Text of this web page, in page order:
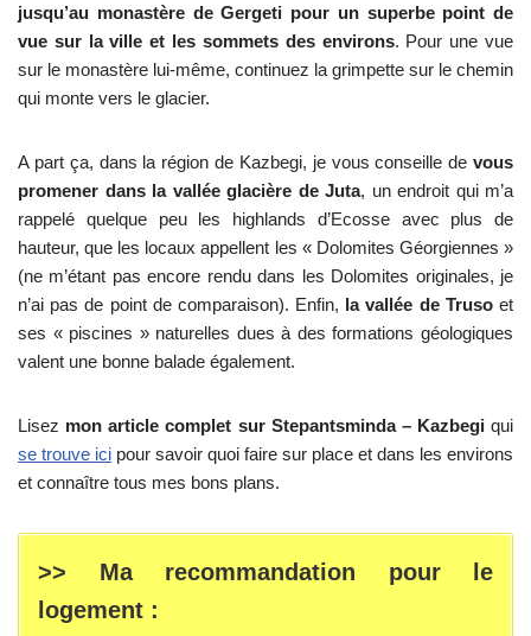
jusqu’au monastère de Gergeti pour un superbe point de
vue sur la ville et les sommets des environs. Pour une vue
sur le monastère lui-même, continuez la grimpette sur le chemin
qui monte vers le glacier.
A part ça, dans la région de Kazbegi, je vous conseille de vous
promener dans la vallée glacière de Juta, un endroit qui m’a
rappelé quelque peu les highlands d’Ecosse avec plus de
hauteur, que les locaux appellent les « Dolomites Géorgiennes »
(ne m’étant pas encore rendu dans les Dolomites originales, je
n’ai pas de point de comparaison). Enfin, la vallée de Trusoet
ses « piscines » naturelles dues à des formations géologiques
valent une bonne balade également.
Lisez mon article complet sur Stepantsminda – Kazbegiqui
se trouve ici pour savoir quoi faire sur place et dans les environs
et connaître tous mes bons plans.
>> Ma recommandation pour le
logement :